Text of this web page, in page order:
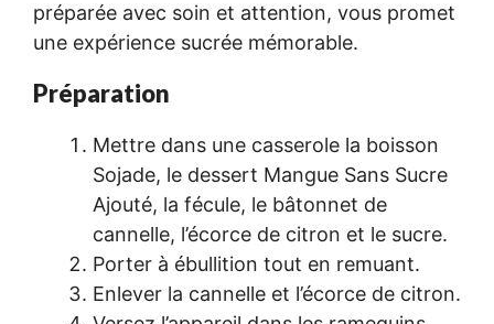
préparée avec soin et attention, vous promet
une expérience sucrée mémorable.
Préparation
Mettre dans une casserole la boisson
Sojade, le dessert Mangue Sans Sucre
Ajouté, la fécule, le bâtonnet de
cannelle, l’écorce de citron et le sucre.
Porter à ébullition tout en remuant.
Enlever la cannelle et l’écorce de citron.